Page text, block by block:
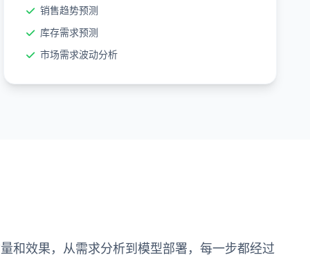
销售趋势预测
库存需求预测
市场需求波动分析
和效果，从需求分析到模型部署，每一步都经过